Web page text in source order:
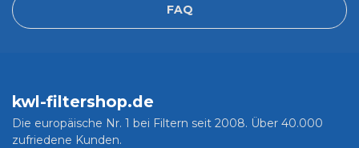
FAQ
kwl-filtershop.de
Die europäische Nr. 1 bei Filtern seit 2008. Über 40.000
zufriedene Kunden.